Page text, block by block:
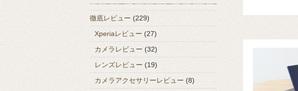
徹底レビュー (229)
Xperiaレビュー(27)
カメラレビュー (32)
レンズレビュー (19)
カメラアクセサリーレビュー (8)